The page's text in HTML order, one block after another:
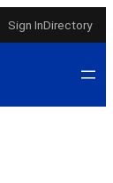
Sign InDirectory